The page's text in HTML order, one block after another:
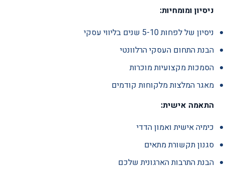
ניסיון ומומחיות:
ניסיון של לפחות 5-10 שנים בליווי עסקי
הבנת התחום העסקי הרלוונטי
הסמכות מקצועיות מוכרות
מאגר המלצות מלקוחות קודמים
התאמה אישית:
כימיה אישית ואמון הדדי
סגנון תקשורת מתאים
הבנת התרבות הארגונית שלכם